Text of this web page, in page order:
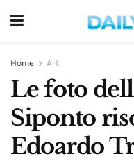
Home Art
Le foto
Siponto
Edoardo